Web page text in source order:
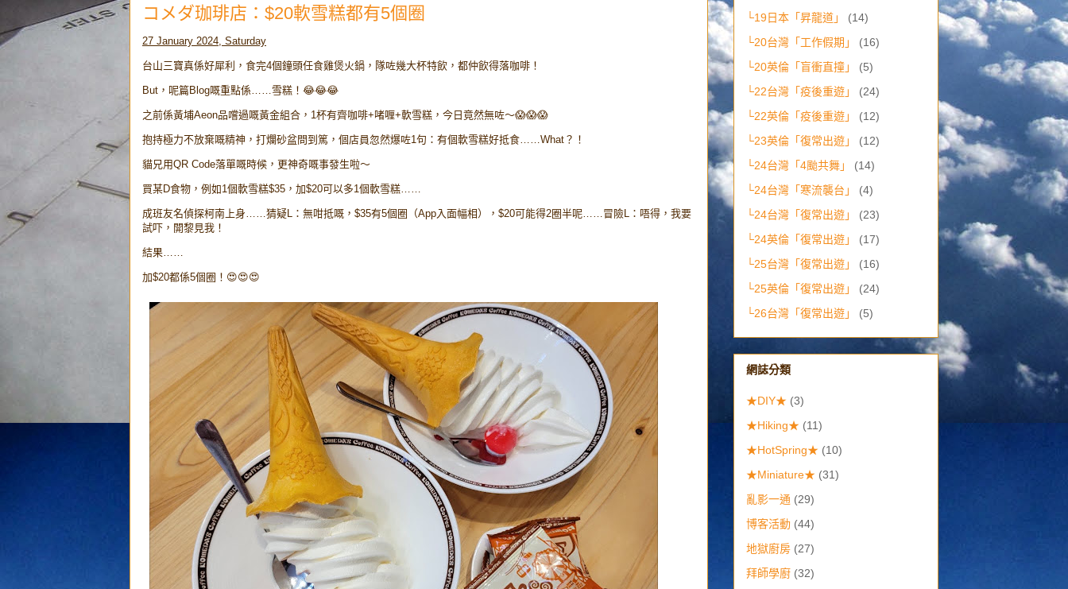
コメダ珈琲店：$20軟雪糕都有5個圈
27 January 2024, Saturday
台山三寶真係好犀利，食完4個鐘頭任食雞煲火鍋，隊咗幾大杯特飲，都仲飲得落咖啡！
But，呢篇Blog嘅重點係……雪糕！😂😂😂
之前係黃埔Aeon品嚐過嘅黃金組合，1杯有齊咖啡+啫喱+軟雪糕，今日竟然無咗～😱😱😱
抱持極力不放棄嘅精神，打爛砂盆問到篤，個店員忽然爆咗1句：有個軟雪糕好抵食……What？！
貓兄用QR Code落單嘅時候，更神奇嘅事發生啦～
買某D食物，例如1個軟雪糕$35，加$20可以多1個軟雪糕……
成班友名偵探柯南上身……猜疑L：無咁抵嘅，$35有5個圈（App入面幅相），$20可能得2圈半呢……冒險L：唔得，我要
試吓，開黎見我！
結果……
加$20都係5個圈！😍😍😍
└19日本「昇龍道」
(14)
└20台灣「工作假期」
(16)
└20英倫「盲衝直撞」
(5)
└22台灣「疫後重遊」
(24)
└22英倫「疫後重遊」
(12)
└23英倫「復常出遊」
(12)
└24台灣「4颱共舞」
(14)
└24台灣「寒流襲台」
(4)
└24台灣「復常出遊」
(23)
└24英倫「復常出遊」
(17)
└25台灣「復常出遊」
(16)
└25英倫「復常出遊」
(24)
└26台灣「復常出遊」
(5)
網誌分類
★DIY★ (3)
★Hiking★ (11)
★HotSpring★ (10)
★Miniature★ (31)
亂影一通 (29)
博客活動 (44)
地獄廚房 (27)
拜師學廚 (32)